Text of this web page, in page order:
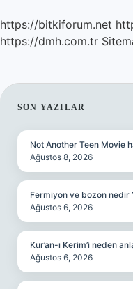
https://bitkiforum.net
https://dmh.com.tr
SIDEBAR
SON YAZILAR
Not Another Teen Movie
Ağustos 8, 2026
Fermiyon ve bozon nedir
Ağustos 6, 2026
Kur’an-ı Kerim’i neden
Ağustos 6, 2026